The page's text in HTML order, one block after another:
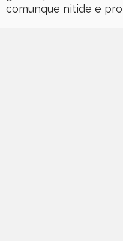
comunque nitide e